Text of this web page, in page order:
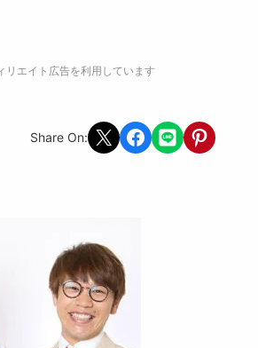
リエイト広告を利用しています
Share On: Share on X Share on Facebook
Share on LINEShare on